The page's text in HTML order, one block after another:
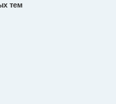
тем